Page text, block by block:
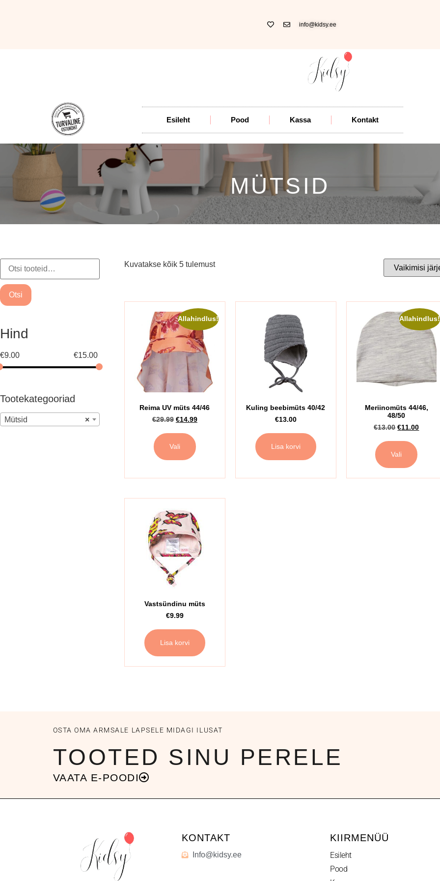
info@kidsy.ee
Esileht Pood Kassa Kontakt
MÜTSID
Otsi
Hind
€9.00 €15.00
Tootekategooriad
×
Mütsid
Kuvatakse kõik 5 tulemust
Allahindlus!
Reima UV müts 44/46
€29.99 €14.99
Vali
Kuling beebimüts 40/42
€13.00
Lisa korvi
Allahindlus!
Meriinomüts 44/46,
48/50
€13.00 €11.00
Vali
Vastsündinu müts
€9.99
Lisa korvi
OSTA OMA ARMSALE LAPSELE MIDAGI ILUSAT
TOOTED SINU PERELE
VAATA E-POODI
KONTAKT
Info@kidsy.ee
KIIRMENÜÜ
Esileht
Pood